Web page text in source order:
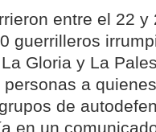
entre el 22
guerrilleros
Gloria y La
a
de
en un